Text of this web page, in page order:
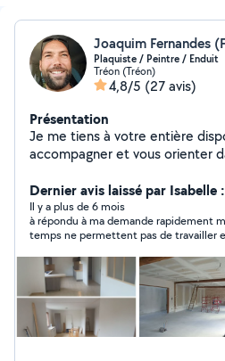
Joaquim Fernandes
Plaquiste / Peintre / Enduit
Tréon (Tréon)
4,8/5 (27 avis)
Présentation
Je me tiens à votre entière
accompagner et vous orienter
Dernier avis laissé par Isabelle
Il y a plus de 6 mois
à répondu à ma demande rapidement
temps ne permettent pas de travailler